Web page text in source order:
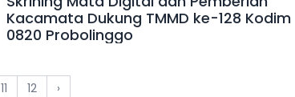
Skrining Mata Digital dan Pemberian
Kacamata Dukung TMMD ke-128 Kodim
0820 Probolinggo